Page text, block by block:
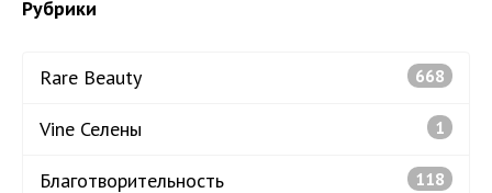
Рубрики
Rare Beauty 668
Vine Селены 1
Благотворительность 118